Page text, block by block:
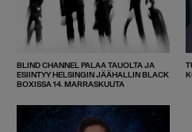
BLIND CHANNEL PALAA TAUOLTA JA
ESIINTYY HELSINGIN JÄÄHALLIN BLACK
BOXISSA 14. MARRASKUUTA